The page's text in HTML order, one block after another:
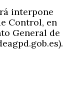
interpone
Control, en
General de